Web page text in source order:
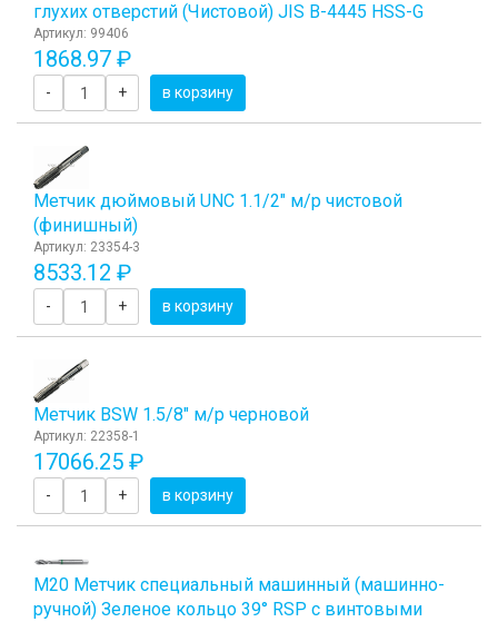
глухих отверстий (Чистовой) JIS B-4445 HSS-G
Артикул: 99406
1868.97 ₽
- + в корзину
Метчик дюймовый UNC 1.1/2" м/р чистовой
(финишный)
Артикул: 23354-3
8533.12 ₽
- + в корзину
Метчик BSW 1.5/8" м/р черновой
Артикул: 22358-1
17066.25 ₽
- + в корзину
М20 Метчик специальный машинный (машинно-
ручной) Зеленое кольцо 39° RSP с винтовыми